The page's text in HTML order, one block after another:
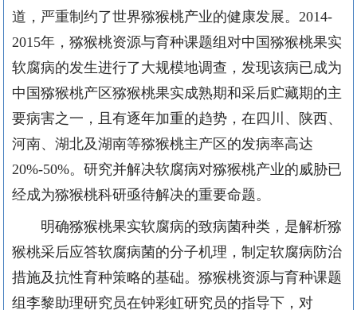
道，严重制约了世界猕猴桃产业的健康发展。 2014-
2015年，猕猴桃资源与育种课题组对中国猕猴桃果实
软腐病的发生进行了大规模地调查，发现该病已成为
中国猕猴桃产区猕猴桃果实成熟期和采后贮藏期的主
要病害之一，且有逐年加重的趋势，在四川、陕西、
河南、湖北及湖南等猕猴桃主产区的发病率高达
20%-50%。研究并解决软腐病对猕猴桃产业的威胁已
经成为猕猴桃科研亟待解决的重要命题。
明确猕猴桃果实软腐病的致病菌种类，是解析猕
猴桃采后应答软腐病菌的分子机理，制定软腐病防治
措施及抗性育种策略的基础。猕猴桃资源与育种课题
组李黎助理研究员在钟彩虹研究员的指导下，对